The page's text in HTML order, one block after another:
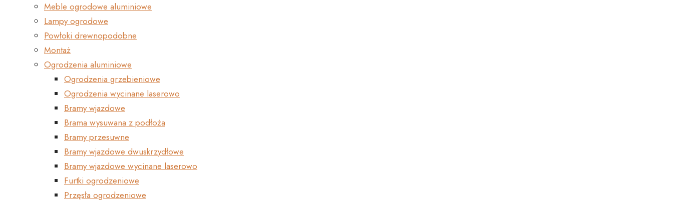
Meble ogrodowe aluminiowe
Lampy ogrodowe
Powłoki drewnopodobne
Montaż
Ogrodzenia aluminiowe
Ogrodzenia grzebieniowe
Ogrodzenia wycinane laserowo
Bramy wjazdowe
Brama wysuwana z podłoża
Bramy przesuwne
Bramy wjazdowe dwuskrzydłowe
Bramy wjazdowe wycinane laserowo
Furtki ogrodzeniowe
Przęsła ogrodzeniowe